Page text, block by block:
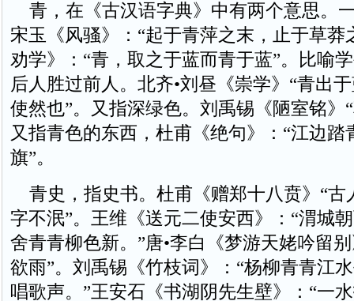
青，在《古汉语字典》中有两个意思。
宋玉《风骚》：“起于青萍之末，止于草莽
劝学》：“青，取之于蓝而青于蓝”。比喻
后人胜过前人。北齐•刘昼《崇学》“青出
使然也”。又指深绿色。刘禹锡《陋室铭》
又指青色的东西，杜甫《绝句》：“江边踏
旗”。
青史，指史书。杜甫《赠郑十八贲》“古
字不泯”。王维《送元二使安西》：“渭城
舍青青柳色新。”唐•李白《梦游天姥吟留
欲雨”。刘禹锡《竹枝词》：“杨柳青青江
唱歌声。”王安石《书湖阴先生壁》：“一